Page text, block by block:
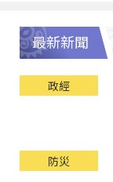
最新新聞
政經
防災